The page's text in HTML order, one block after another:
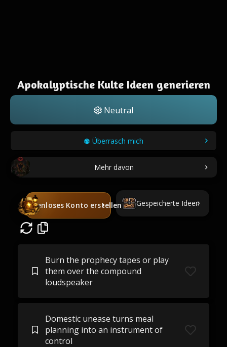
Apokalyptische Kulte Ideen generieren
Neutral
Überrasch mich
Mehr davon
Kostenloses Konto erstellen Gespeicherte Ideen
Burn the prophecy tapes or play
them over the compound
loudspeaker
Domestic unease turns meal
planning into an instrument of
control